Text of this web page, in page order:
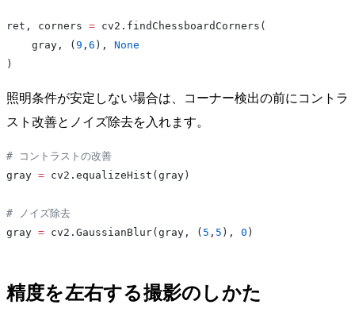
ret, corners = cv2.findChessboardCorners(
    gray, (
9 , 6 ), None
)
照明条件が安定しない場合は、コーナー検出の前にコントラ
スト改善とノイズ除去を入れます。
# コントラストの改善
gray = cv2.equalizeHist(gray)
# ノイズ除去
gray = cv2.GaussianBlur(gray, ( 5 , 5 ), 0 )
精度を左右する撮影のしかた